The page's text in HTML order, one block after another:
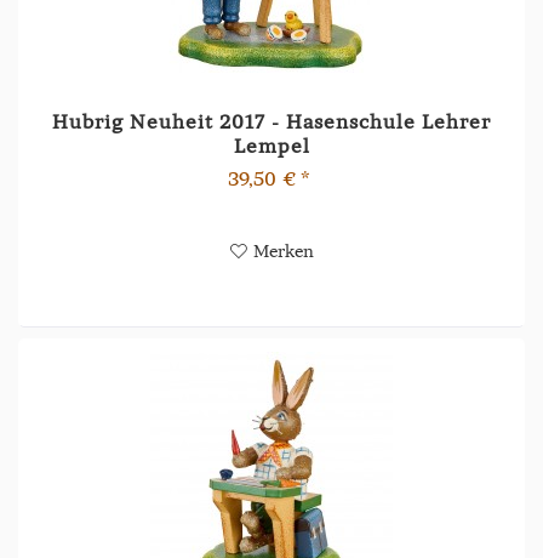
Hubrig Neuheit 2017 - Hasenschule Lehrer
Lempel
39,50 € *
Merken